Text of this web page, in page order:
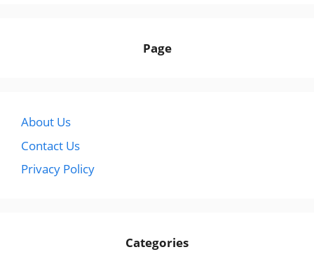
Page
About Us
Contact Us
Privacy Policy
Categories